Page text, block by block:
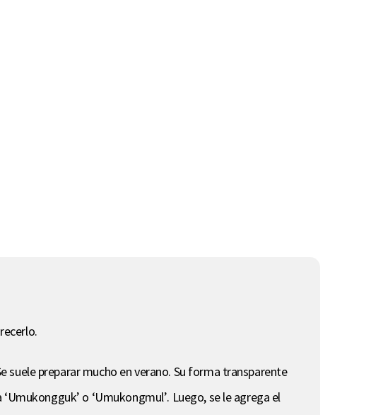
suele preparar mucho en verano. Su forma transparente
o ‘Umukongmul’. Luego, se le agrega el